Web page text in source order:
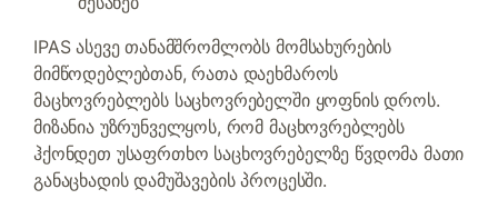
IPAS ასევე თანამშრომლობს მომსახურების
მიმწოდებლებთან, რათა დაეხმაროს
მაცხოვრებლებს საცხოვრებელში ყოფნის დროს.
მიზანია უზრუნველყოს, რომ მაცხოვრებლებს
ჰქონდეთ უსაფრთხო საცხოვრებელზე წვდომა მათი
განაცხადის დამუშავების პროცესში.